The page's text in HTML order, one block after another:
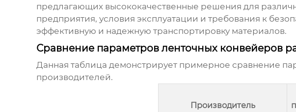
предлагающих высококачественные решения для
предприятия, условия эксплуатации и требования к
эффективную и надежную транспортировку материалов.
Сравнение параметров ленточных конвейеров
Данная таблица демонстрирует примерное сравнение
производителей.
Производитель